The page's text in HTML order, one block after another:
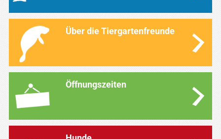
Über die Tiergartenfreunde
Öffnungszeiten